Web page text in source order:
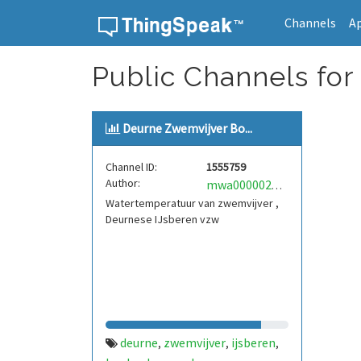
Channels
Public Channels
Deurne Zwemvijver Bo...
Channel ID:
1555759
Author:
mwa0000024563209
Watertemperatuur van zwemvijver ,
Deurnese IJsberen vzw
deurne, zwemvijver, ijsberen,